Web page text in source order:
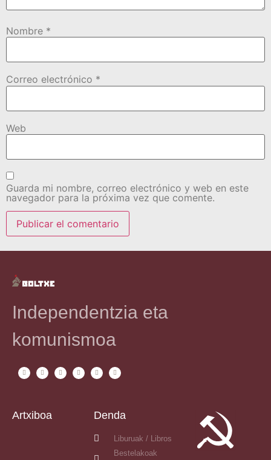
Nombre *
Correo electrónico *
Web
Guarda mi nombre, correo electrónico y web en este
navegador para la próxima vez que comente.
Independentzia eta
komunismoa
Artxiboa Denda
Liburuak / Libros
Bestelakoak